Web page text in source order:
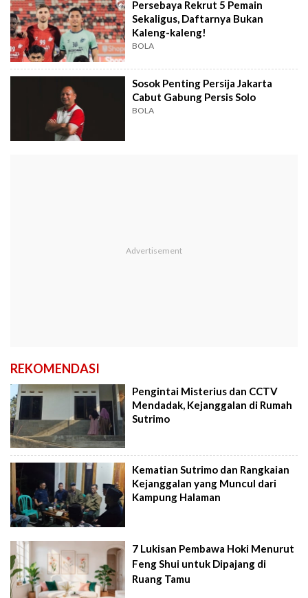
Persebaya Rekrut 5 Pemain
Sekaligus, Daftarnya Bukan
Kaleng-kaleng!
BOLA
Sosok Penting Persija Jakarta
Cabut Gabung Persis Solo
BOLA
REKOMENDASI
Pengintai Misterius dan CCTV
Mendadak, Kejanggalan di Rumah
Sutrimo
Kematian Sutrimo dan Rangkaian
Kejanggalan yang Muncul dari
Kampung Halaman
7 Lukisan Pembawa Hoki Menurut
Feng Shui untuk Dipajang di
Ruang Tamu